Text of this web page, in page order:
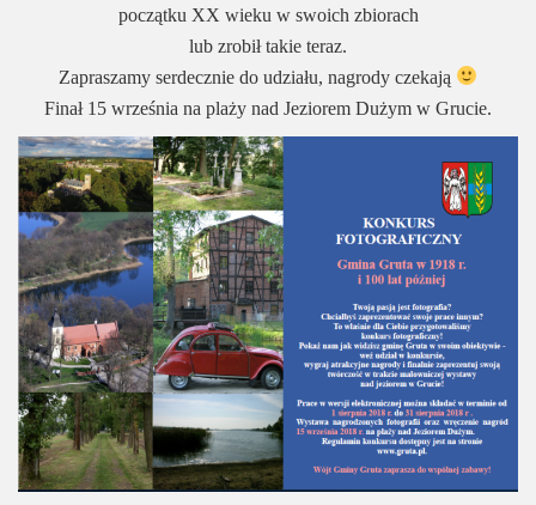
początku XX wieku w swoich zbiorach
lub zrobił takie teraz.
Zapraszamy serdecznie do udziału, nagrody czekają
Finał 15 września na plaży nad Jeziorem Dużym w Grucie.